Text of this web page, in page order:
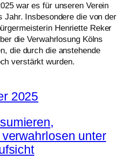
war es für unseren Verein
Jahr. Insbesondere die von der
Henriette Reker
die Verwahrlosung Kölns
die durch die anstehende
verstärkt wurden.
2025
unter